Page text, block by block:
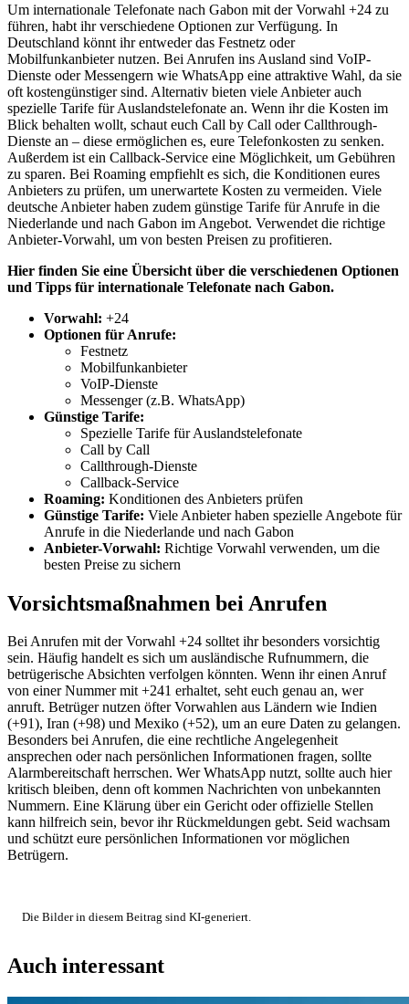
Um internationale Telefonate nach Gabon mit der Vorwahl +24 zu
führen, habt ihr verschiedene Optionen zur Verfügung. In
Deutschland könnt ihr entweder das Festnetz oder
Mobilfunkanbieter nutzen. Bei Anrufen ins Ausland sind VoIP-
Dienste oder Messengern wie WhatsApp eine attraktive Wahl, da sie
oft kostengünstiger sind. Alternativ bieten viele Anbieter auch
spezielle Tarife für Auslandstelefonate an. Wenn ihr die Kosten im
Blick behalten wollt, schaut euch Call by Call oder Callthrough-
Dienste an – diese ermöglichen es, eure Telefonkosten zu senken.
Außerdem ist ein Callback-Service eine Möglichkeit, um Gebühren
zu sparen. Bei Roaming empfiehlt es sich, die Konditionen eures
Anbieters zu prüfen, um unerwartete Kosten zu vermeiden. Viele
deutsche Anbieter haben zudem günstige Tarife für Anrufe in die
Niederlande und nach Gabon im Angebot. Verwendet die richtige
Anbieter-Vorwahl, um von besten Preisen zu profitieren.
Hier finden Sie eine Übersicht über die verschiedenen Optionen
und Tipps für internationale Telefonate nach Gabon.
Vorwahl: +24
Optionen für Anrufe:
Festnetz
Mobilfunkanbieter
VoIP-Dienste
Messenger (z.B. WhatsApp)
Günstige Tarife:
Spezielle Tarife für Auslandstelefonate
Call by Call
Callthrough-Dienste
Callback-Service
Roaming: Konditionen des Anbieters prüfen
Günstige Tarife: Viele Anbieter haben spezielle Angebote für
Anrufe in die Niederlande und nach Gabon
Anbieter-Vorwahl: Richtige Vorwahl verwenden, um die
besten Preise zu sichern
Vorsichtsmaßnahmen bei Anrufen
Bei Anrufen mit der Vorwahl +24 solltet ihr besonders vorsichtig
sein. Häufig handelt es sich um ausländische Rufnummern, die
betrügerische Absichten verfolgen könnten. Wenn ihr einen Anruf
von einer Nummer mit +241 erhaltet, seht euch genau an, wer
anruft. Betrüger nutzen öfter Vorwahlen aus Ländern wie Indien
(+91), Iran (+98) und Mexiko (+52), um an eure Daten zu gelangen.
Besonders bei Anrufen, die eine rechtliche Angelegenheit
ansprechen oder nach persönlichen Informationen fragen, sollte
Alarmbereitschaft herrschen. Wer WhatsApp nutzt, sollte auch hier
kritisch bleiben, denn oft kommen Nachrichten von unbekannten
Nummern. Eine Klärung über ein Gericht oder offizielle Stellen
kann hilfreich sein, bevor ihr Rückmeldungen gebt. Seid wachsam
und schützt eure persönlichen Informationen vor möglichen
Betrügern.
Die Bilder in diesem Beitrag sind KI-generiert.
Auch interessant